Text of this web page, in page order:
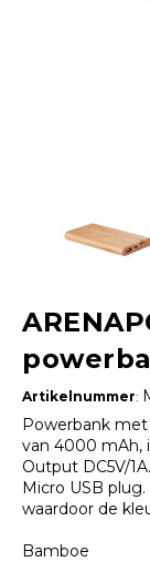
Artikelnummer:
Powerbank
van 4000 mAh,
Output DC5V/
Micro USB
waardoor de
Bamboe